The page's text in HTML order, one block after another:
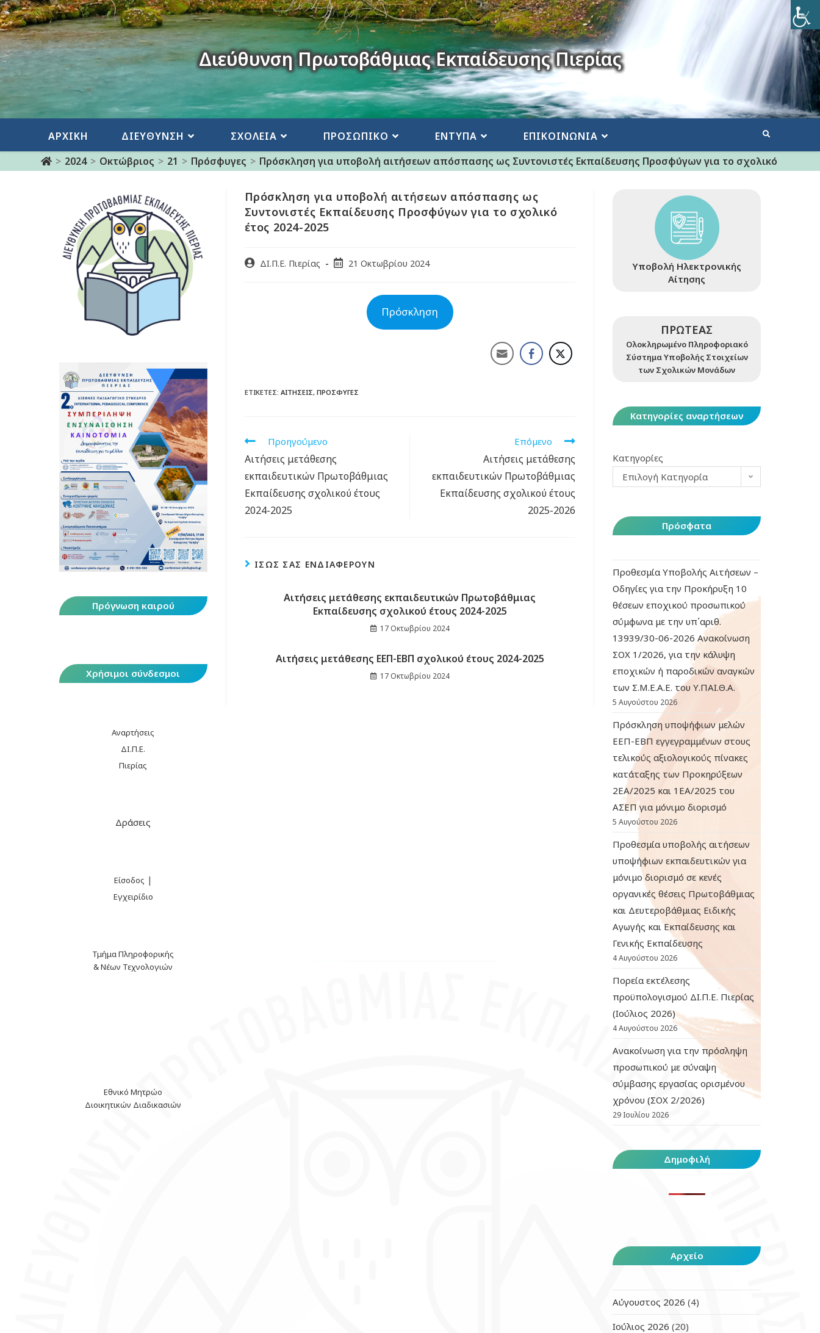
Διεύθυνση Πρωτοβάθμιας Εκπαίδευσης Πιερίας
ΑΡΧΙΚΗ ΔΙΕΥΘΥΝΣΗ ΣΧΟΛΕΙΑ ΠΡΟΣΩΠΙΚΟ ΕΝΤΥΠΑ
ΕΠΙΚΟΙΝΩΝΙΑ
> 2024 > Οκτώβριος > 21 > Πρόσφυγες > Πρόσκληση για υποβολή αιτήσεων απόσπασης ως Συντονιστές Εκπαίδευσης Προσφύγων για το σχολικό έτος
Πρόσκληση για υποβολή αιτήσεων απόσπασης ως
Συντονιστές Εκπαίδευσης Προσφύγων για το σχολικό
έτος 2024-2025
ΔΙ.Π.Ε. Πιερίας 21 Οκτωβρίου 2024
Πρόσκληση
ΕΤΙΚΈΤΕΣ: ΑΙΤΉΣΕΙΣ, ΠΡΌΣΦΥΓΕΣ
Προηγούμενο
Αιτήσεις μετάθεσης
εκπαιδευτικών Πρωτοβάθμιας
Εκπαίδευσης σχολικού έτους
2024-2025
Επόμενο
Αιτήσεις μετάθεσης
εκπαιδευτικών Πρωτοβάθμιας
Εκπαίδευσης σχολικού έτους
2025-2026
ΊΣΩΣ ΣΑΣ ΕΝΔΙΑΦΈΡΟΥΝ
Αιτήσεις μετάθεσης εκπαιδευτικών Πρωτοβάθμιας
Εκπαίδευσης σχολικού έτους 2024-2025
17 Οκτωβρίου 2024
Αιτήσεις μετάθεσης ΕΕΠ-ΕΒΠ σχολικού έτους 2024-2025
17 Οκτωβρίου 2024
Πρόγνωση καιρού
Χρήσιμοι σύνδεσμοι
Αναρτήσεις
ΔΙ.Π.Ε.
Πιερίας
Δράσεις
Είσοδος |
Εγχειρίδιο
Τμήμα Πληροφορικής
& Νέων Τεχνολογιών
Εθνικό Μητρώο
Διοικητικών Διαδικασιών
Υποβολή Ηλεκτρονικής
Αίτησης
ΠΡΩΤΕΑΣ
Ολοκληρωμένο Πληροφοριακό
Σύστημα Υποβολής Στοιχείων
των Σχολικών Μονάδων
Κατηγορίες αναρτήσεων
Κατηγορίες
Επιλογή Κατηγορία
Πρόσφατα
Προθεσμία Υποβολής Αιτήσεων –
Οδηγίες για την Προκήρυξη 10
θέσεων εποχικού προσωπικού
σύμφωνα με την υπ΄αριθ.
13939/30-06-2026 Ανακοίνωση
ΣΟΧ 1/2026, για την κάλυψη
εποχικών ή παροδικών αναγκών
των Σ.Μ.Ε.Α.Ε. του Υ.ΠΑΙ.Θ.Α.
5 Αυγούστου 2026
Πρόσκληση υποψήφιων μελών
ΕΕΠ-ΕΒΠ εγγεγραμμένων στους
τελικούς αξιολογικούς πίνακες
κατάταξης των Προκηρύξεων
2ΕΑ/2025 και 1ΕΑ/2025 του
ΑΣΕΠ για μόνιμο διορισμό
5 Αυγούστου 2026
Προθεσμία υποβολής αιτήσεων
υποψήφιων εκπαιδευτικών για
μόνιμο διορισμό σε κενές
οργανικές θέσεις Πρωτοβάθμιας
και Δευτεροβάθμιας Ειδικής
Αγωγής και Εκπαίδευσης και
Γενικής Εκπαίδευσης
4 Αυγούστου 2026
Πορεία εκτέλεσης
προϋπολογισμού ΔΙ.Π.Ε. Πιερίας
(Ιούλιος 2026)
4 Αυγούστου 2026
Ανακοίνωση για την πρόσληψη
προσωπικού με σύναψη
σύμβασης εργασίας ορισμένου
χρόνου (ΣΟΧ 2/2026)
29 Ιουλίου 2026
Δημοφιλή
Αρχείο
Αύγουστος 2026 (4)
Ιούλιος 2026 (20)